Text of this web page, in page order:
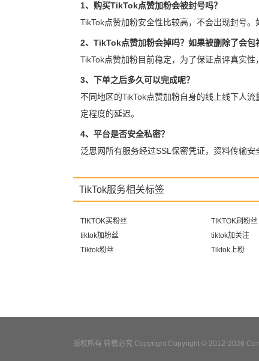
1、购买TikTok点赞加粉会被封号吗？
TikTok点赞加粉安全性比较高，不会出现封号
2、TikTok点赞加粉会掉吗？如果被删除了会包
TikTok点赞加粉目前稳定，为了保证点评真实
3、下单之后多久可以完成呢？
不同地区的TikTok点赞加粉自身的线上线下人
定程度的延迟。
4、平台是否安全私密？
泛思网所有服务经过SSL保密凭证，资料传输
TikTok服务相关标签
TIKTOK买粉丝 TIKTOK刷粉丝
tiktok加粉丝
tiktok加关注
Tiktok粉丝
Tiktok上粉
版权所有 转载必究 Copyright Copyright © 2012-2026